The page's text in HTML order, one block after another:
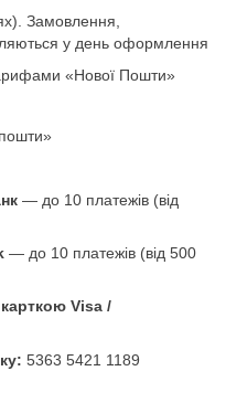
Замовлення,
у день оформлення
«Нової Пошти»
— до 10 платежів (від
— до 10 платежів (від 500
Visa /
5363 5421 1189